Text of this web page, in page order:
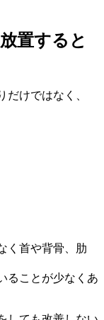
置すると
けではなく、
く首や背骨、肋
ることが少なくあ